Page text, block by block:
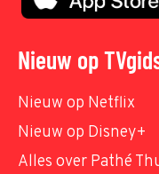
Nieuw op
Nieuw op Netflix
Nieuw op Disney+
Alles over Pathé